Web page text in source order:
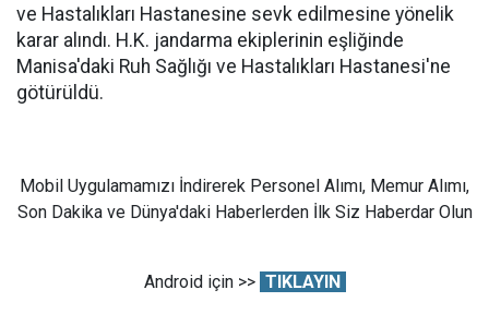
ve Hastalıkları Hastanesine sevk edilmesine yönelik
karar alındı. H.K. jandarma ekiplerinin eşliğinde
Manisa'daki Ruh Sağlığı ve Hastalıkları Hastanesi'ne
götürüldü.
Mobil Uygulamamızı İndirerek Personel Alımı, Memur Alımı,
Son Dakika ve Dünya'daki Haberlerden İlk Siz Haberdar Olun
Android için >> TIKLAYIN